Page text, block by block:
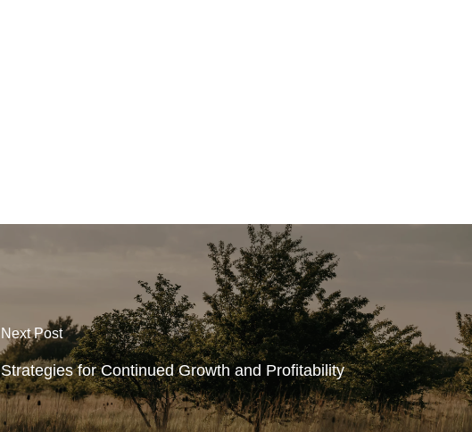
Next Post
Strategies for Continued Growth and Profitability